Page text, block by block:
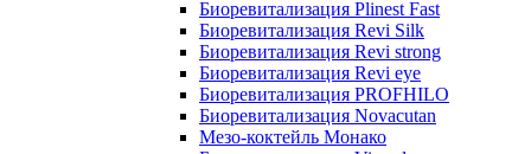
Биоревитализация Plinest Fast
Биоревитализация Revi Silk
Биоревитализация Revi strong
Биоревитализация Revi eye
Биоревитализация PROFHILO
Биоревитализация Novacutan
Мезо-коктейль Монако